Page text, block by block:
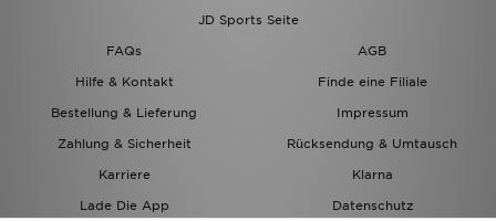
JD Sports Seite
FAQs
AGB
Hilfe & Kontakt
Finde eine Filiale
Bestellung & Lieferung
Impressum
Zahlung & Sicherheit
Rücksendung & Umtausch
Karriere
Klarna
Lade Die App
Datenschutz